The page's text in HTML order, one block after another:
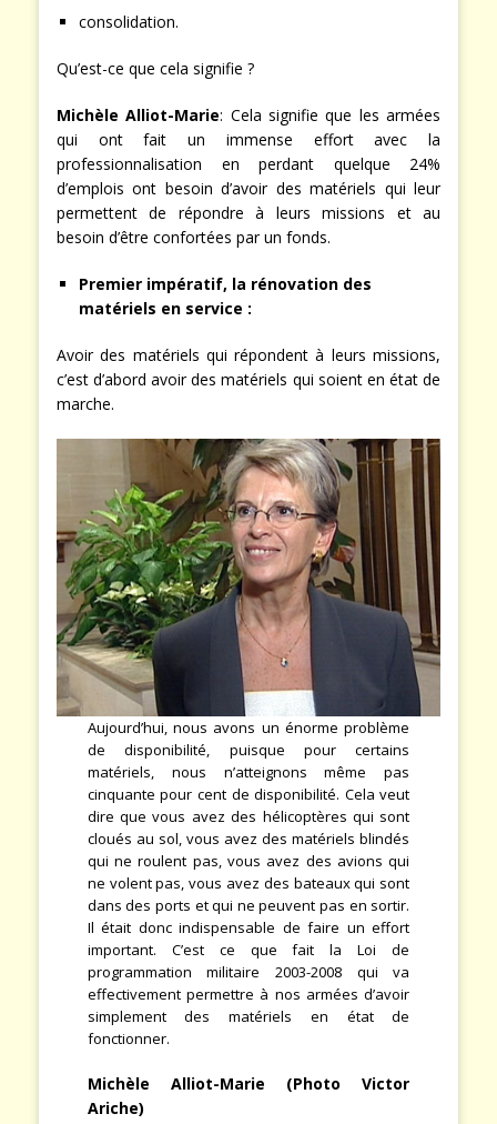
consolidation.
Qu’est-ce que cela signifie ?
Michèle Alliot-Marie: Cela signifie que les armées
qui ont fait un immense effort avec la
professionnalisation en perdant quelque 24%
d’emplois ont besoin d’avoir des matériels qui leur
permettent de répondre à leurs missions et au
besoin d’être confortées par un fonds.
Premier impératif, la rénovation des
matériels en service :
Avoir des matériels qui répondent à leurs missions,
c’est d’abord avoir des matériels qui soient en état de
marche.
Aujourd’hui, nous avons un énorme problème
de disponibilité, puisque pour certains
matériels, nous n’atteignons même pas
cinquante pour cent de disponibilité. Cela veut
dire que vous avez des hélicoptères qui sont
cloués au sol, vous avez des matériels blindés
qui ne roulent pas, vous avez des avions qui
ne volent pas, vous avez des bateaux qui sont
dans des ports et qui ne peuvent pas en sortir.
Il était donc indispensable de faire un effort
important. C’est ce que fait la Loi de
programmation militaire 2003-2008 qui va
effectivement permettre à nos armées d’avoir
simplement des matériels en état de
fonctionner.
Michèle Alliot-Marie (Photo Victor
Ariche)